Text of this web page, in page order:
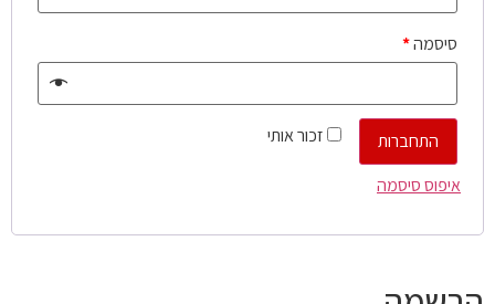
סיסמה*
זכור אותי
התחברות
איפוס סיסמה